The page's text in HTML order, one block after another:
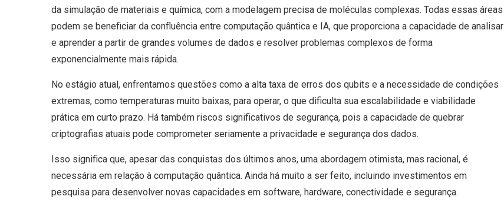
da simulação de materiais e química, com a modelagem precisa de moléculas complexas. Todas essas áreas
podem se beneficiar da confluência entre computação quântica e IA, que proporciona a capacidade de analisar
e aprender a partir de grandes volumes de dados e resolver problemas complexos de forma
exponencialmente mais rápida.
No estágio atual, enfrentamos questões como a alta taxa de erros dos qubits e a necessidade de condições
extremas, como temperaturas muito baixas, para operar, o que dificulta sua escalabilidade e viabilidade
prática em curto prazo. Há também riscos significativos de segurança, pois a capacidade de quebrar
criptografias atuais pode comprometer seriamente a privacidade e segurança dos dados.
Isso significa que, apesar das conquistas dos últimos anos, uma abordagem otimista, mas racional, é
necessária em relação à computação quântica. Ainda há muito a ser feito, incluindo investimentos em
pesquisa para desenvolver novas capacidades em software, hardware, conectividade e segurança.